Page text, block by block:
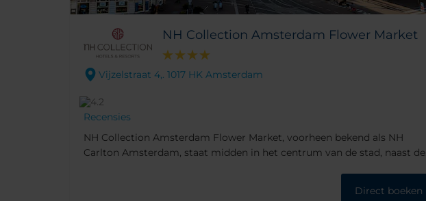
NH Collection Amsterdam Flower Market
Vijzelstraat 4,. 1017 HK Amsterdam
Recensies
NH Collection Amsterdam Flower Market, voorheen bekend als NH
Carlton Amsterdam, staat midden in het centrum van de stad, naast de
Direct boeken